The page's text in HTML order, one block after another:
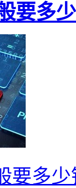
要多
要多